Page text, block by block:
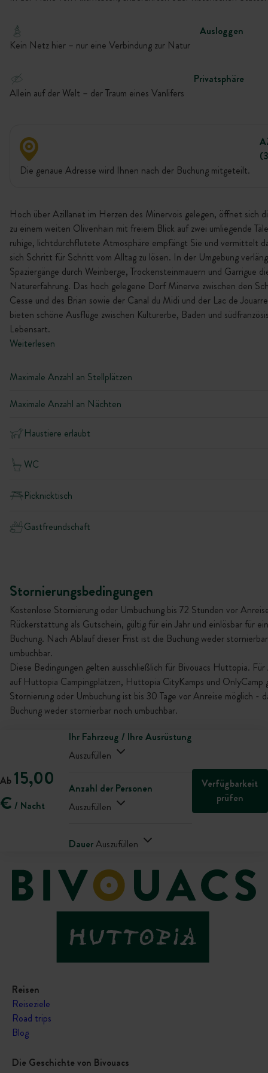
Ausloggen
Kein Netz hier – nur eine Verbindung zur Natur
Privatsphäre
Allein auf der Welt – der Traum eines Vanlifers
Die genaue Adresse wird Ihnen nach der Buchung mitgeteilt.
Hoch über Azillanet im Herzen des Minervois gelegen, öffnet sich
zu einem weiten Olivenhain mit freiem Blick auf zwei umliegende
ruhige, lichtdurchflutete Atmosphäre empfängt Sie und vermittelt
sich Schritt für Schritt vom Alltag zu lösen. In der Umgebung
Spaziergänge durch Weinberge, Trockensteinmauern und Garrigue
Naturerfahrung. Das hoch gelegene Dorf Minerve zwischen den
Cesse und des Brian sowie der Canal du Midi und der Lac de
bieten schöne Ausflüge zwischen Kulturerbe, Baden und
Lebensart.
Weiterlesen
Maximale Anzahl an Stellplätzen
Maximale Anzahl an Nächten
Haustiere erlaubt
WC
Picknicktisch
Gastfreundschaft
Stornierungsbedingungen
Kostenlose Stornierung oder Umbuchung bis 72 Stunden vor
Rückerstattung als Gutschein, gültig für ein Jahr und einlösbar für
Buchung. Nach Ablauf dieser Frist ist die Buchung weder
umbuchbar.
Diese Bedingungen gelten ausschließlich für Bivouacs Huttopia.
auf Huttopia Campingplätzen, Huttopia CityKamps und OnlyCamp
Stornierung oder Umbuchung ist bis 30 Tage vor Anreise möglich -
Buchung weder stornierbar noch umbuchbar.
Ab 15,00
€ / Nacht
Ihr Fahrzeug / Ihre Ausrüstung
Auszufüllen
Anzahl der Personen
Auszufüllen
DauerAuszufüllen
Verfügbarkeit
prüfen
Reisen
Reiseziele
Road trips
Blog
Die Geschichte von Bivouacs